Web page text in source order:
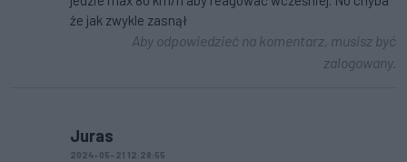
że jak zwykle zasnął
Aby odpowiedzieć na komentarz, musisz być
zalogowany.
Juras
2024-05-21 12:28:55